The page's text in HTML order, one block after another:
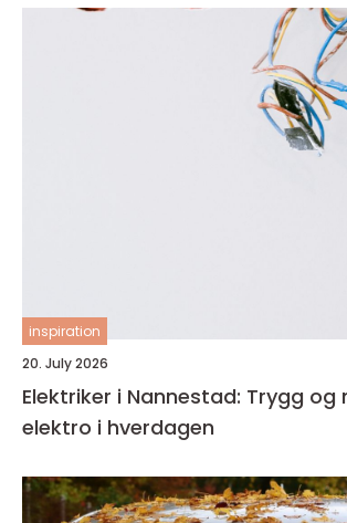
inspiration
20. July 2026
Elektriker i Nannestad: Trygg og
elektro i hverdagen